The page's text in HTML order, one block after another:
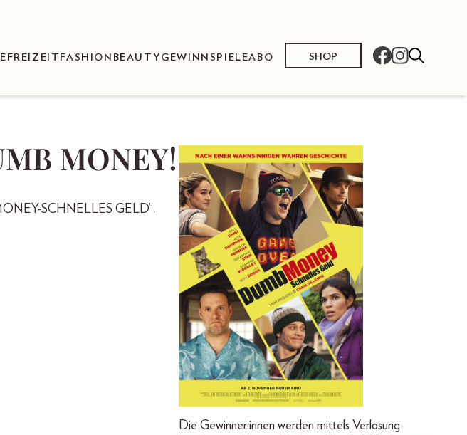
FREIZEIT FASHION BEAUTY GEWINNSPIELEABO SHOP
MONEY!
SCHNELLES GELD”.
Die Gewinner:innen werden mittels Verlosung